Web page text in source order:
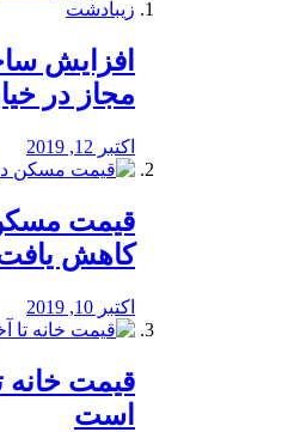
افزایش
مجاز در
اکتبر 12, 2019
کاهش
اکتبر 10, 2019
قیمت خانه
است